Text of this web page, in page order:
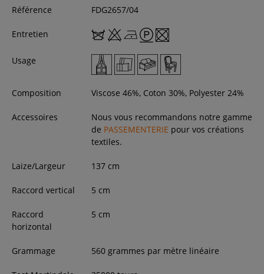
Référence FDG2657/04
Entretien
Usage
Composition Viscose 46%, Coton 30%, Polyester 24%
Accessoires
Nous vous recommandons notre gamme
de PASSEMENTERIE pour vos créations
textiles.
Laize/Largeur 137 cm
Raccord vertical 5 cm
Raccord
horizontal
5 cm
Grammage 560 grammes par mètre linéaire